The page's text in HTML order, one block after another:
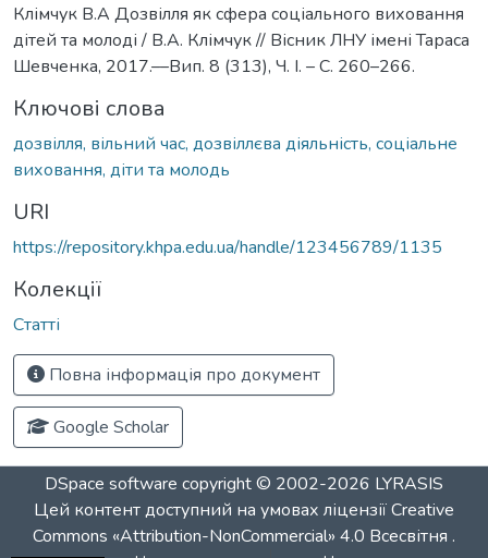
Клімчук В.А Дозвілля як сфера соціального виховання
дітей та молоді / В.А. Клімчук // Вісник ЛНУ імені Тараса
Шевченка, 2017.––Вип. 8 (313), Ч. І. – С. 260–266.
Ключові слова
дозвілля, вільний час, дозвіллєва діяльність, соціальне
виховання, діти та молодь
URI
https://repository.khpa.edu.ua/handle/123456789/1135
Колекції
Статті
Повна інформація про документ
Google Scholar
DSpace software copyright © 2002-2026 LYRASIS
Цей контент доступний на умовах ліцензіїCreative
Commons «Attribution-NonCommercial» 4.0 Всесвітня .